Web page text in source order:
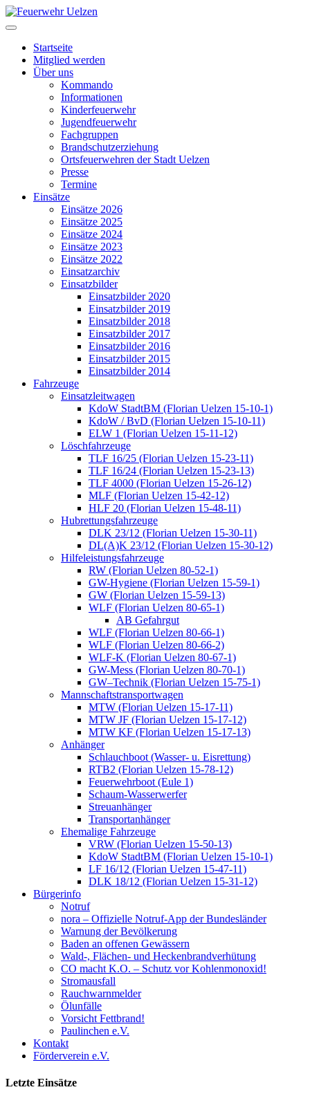
Startseite
Mitglied werden
Über uns
Kommando
Informationen
Kinderfeuerwehr
Jugendfeuerwehr
Fachgruppen
Brandschutzerziehung
Ortsfeuerwehren der Stadt Uelzen
Presse
Termine
Einsätze
Einsätze 2026
Einsätze 2025
Einsätze 2024
Einsätze 2023
Einsätze 2022
Einsatzarchiv
Einsatzbilder
Einsatzbilder 2020
Einsatzbilder 2019
Einsatzbilder 2018
Einsatzbilder 2017
Einsatzbilder 2016
Einsatzbilder 2015
Einsatzbilder 2014
Fahrzeuge
Einsatzleitwagen
KdoW StadtBM (Florian Uelzen 15-10-1)
KdoW / BvD (Florian Uelzen 15-10-11)
ELW 1 (Florian Uelzen 15-11-12)
Löschfahrzeuge
TLF 16/25 (Florian Uelzen 15-23-11)
TLF 16/24 (Florian Uelzen 15-23-13)
TLF 4000 (Florian Uelzen 15-26-12)
MLF (Florian Uelzen 15-42-12)
HLF 20 (Florian Uelzen 15-48-11)
Hubrettungsfahrzeuge
DLK 23/12 (Florian Uelzen 15-30-11)
DL(A)K 23/12 (Florian Uelzen 15-30-12)
Hilfeleistungsfahrzeuge
RW (Florian Uelzen 80-52-1)
GW-Hygiene (Florian Uelzen 15-59-1)
GW (Florian Uelzen 15-59-13)
WLF (Florian Uelzen 80-65-1)
AB Gefahrgut
WLF (Florian Uelzen 80-66-1)
WLF (Florian Uelzen 80-66-2)
WLF-K (Florian Uelzen 80-67-1)
GW-Mess (Florian Uelzen 80-70-1)
GW–Technik (Florian Uelzen 15-75-1)
Mannschaftstransportwagen
MTW (Florian Uelzen 15-17-11)
MTW JF (Florian Uelzen 15-17-12)
MTW KF (Florian Uelzen 15-17-13)
Anhänger
Schlauchboot (Wasser- u. Eisrettung)
RTB2 (Florian Uelzen 15-78-12)
Feuerwehrboot (Eule 1)
Schaum-Wasserwerfer
Streuanhänger
Transportanhänger
Ehemalige Fahrzeuge
VRW (Florian Uelzen 15-50-13)
KdoW StadtBM (Florian Uelzen 15-10-1)
LF 16/12 (Florian Uelzen 15-47-11)
DLK 18/12 (Florian Uelzen 15-31-12)
Bürgerinfo
Notruf
nora – Offizielle Notruf-App der Bundesländer
Warnung der Bevölkerung
Baden an offenen Gewässern
Wald-, Flächen- und Heckenbrandverhütung
CO macht K.O. – Schutz vor Kohlenmonoxid!
Stromausfall
Rauchwarnmelder
Ölunfälle
Vorsicht Fettbrand!
Paulinchen e.V.
Kontakt
Förderverein e.V.
Letzte Einsätze